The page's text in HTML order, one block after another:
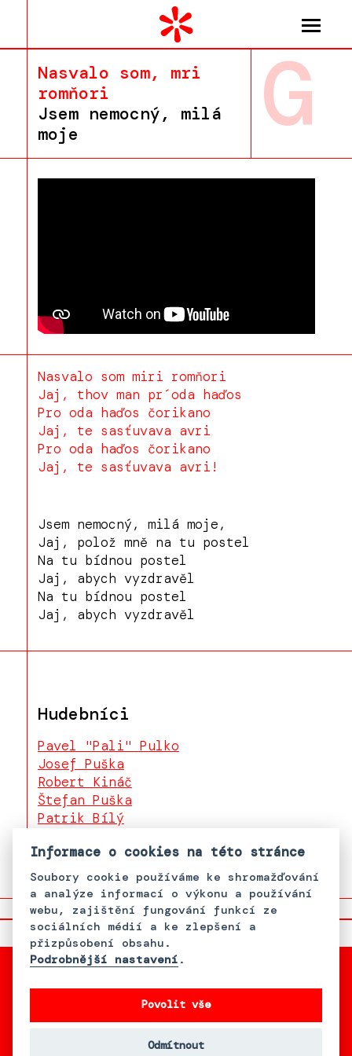
Nasvalo som, mri
romňori
Jsem nemocný, milá
moje
G
Nasvalo som miri romňori
Jaj, thov man pr´oda haďos
Pro oda haďos čorikano
Jaj, te sasťuvava avri
Pro oda haďos čorikano
Jaj, te sasťuvava avri!
Jsem nemocný, milá moje,
Jaj, polož mně na tu postel
Na tu bídnou postel
Jaj, abych vyzdravěl
Na tu bídnou postel
Jaj, abych vyzdravěl
Hudebníci
Pavel "Pali" Pulko
Josef Puška
Robert Kináč
Štefan Puška
Patrik Bílý
Informace o cookies na této stránce
Soubory cookie používáme ke shromažďování
a analýze informací o výkonu a používání
webu, zajištění fungování funkcí ze
sociálních médií a ke zlepšení a
přizpůsobení obsahu.
Podrobnější nastavení .
Povolit vše
Odmítnout